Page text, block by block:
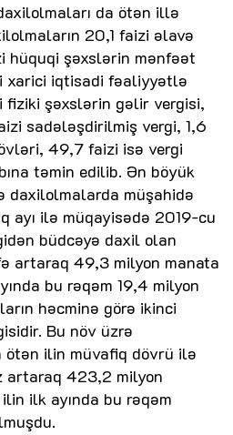
da ötən illə
20,1 faizi əlavə
hüquqi şəxslərin mənfəət
xarici iqtisadi fəaliyyətlə
fiziki şəxslərin gəlir vergisi,
sadələşdirilmiş vergi, 1,6
49,7 faizi isə vergi
təmin edilib. Ən böyük
daxilolmalarda müşahidə
ayı ilə müqayisədə 2019-cu
büdcəyə daxil olan
artaraq 49,3 milyon manata
bu rəqəm 19,4 milyon
həcminə görə ikinci
Bu növ üzrə
ilin müvafiq dövrü ilə
artaraq 423,2 milyon
ilk ayında bu rəqəm